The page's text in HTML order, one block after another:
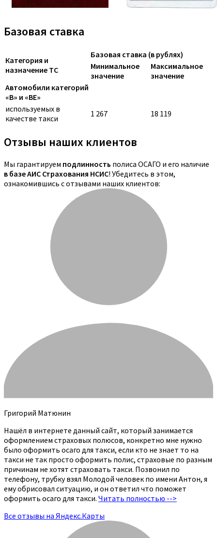
Базовая ставка
Категория и
назначение ТС
Базовая ставка (в рублях)
Минимальное
значение
Максимальное
значение
Автомобили категорий
«B» и «BE»
используемых в
качестве такси
1 267 18 119
Отзывы наших клиентов
Мы гарантируем подлинность полиса ОСАГО и его наличие
в базе АИС Страхования НСИС! Убедитесь в этом,
ознакомившись с отзывами наших клиентов:
Григорий Матюнин
Нашёл в интернете данный сайт, который занимается
оформлением страховых полюсов, конкретно мне нужно
было оформить осаго для такси, если кто не знает то на
такси не так просто оформить полис, страховые по разным
причинам не хотят страховать такси. Позвонил по
телефону, трубку взял Молодой человек по имени Антон, я
ему обрисовал ситуацию, и он ответил что поможет
оформить осаго для такси. Читать полностью -->
Все отзывы на Яндекс.Карты